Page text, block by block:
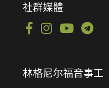
社群媒體
林格尼尔福音事工